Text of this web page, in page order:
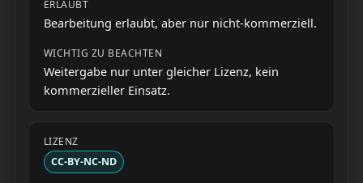
Bearbeitung erlaubt, aber nur nicht-kommerziell.
Weitergabe nur unter gleicher Lizenz, kein
kommerzieller Einsatz.
CC-BY-NC-ND